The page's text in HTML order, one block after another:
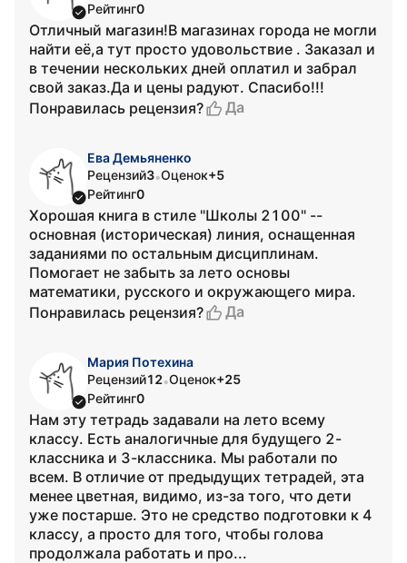
Рейтинг0
Отличный магазин!В магазинах города не могли
найти её,а тут просто удовольствие . Заказал и
в течении нескольких дней оплатил и забрал
свой заказ.Да и цены радуют. Спасибо!!!
Понравилась рецензия?
Да
Ева Демьяненко
Рецензий3•Оценок+5
Рейтинг0
Хорошая книга в стиле "Школы 2100" --
основная (историческая) линия, оснащенная
заданиями по остальным дисциплинам.
Помогает не забыть за лето основы
математики, русского и окружающего мира.
Понравилась рецензия?
Да
Мария Потехина
Рецензий12•Оценок+25
Рейтинг0
Нам эту тетрадь задавали на лето всему
классу. Есть аналогичные для будущего 2-
классника и 3-классника. Мы работали по
всем. В отличие от предыдущих тетрадей, эта
менее цветная, видимо, из-за того, что дети
уже постарше. Это не средство подготовки к 4
классу, а просто для того, чтобы голова
продолжала работать и про...